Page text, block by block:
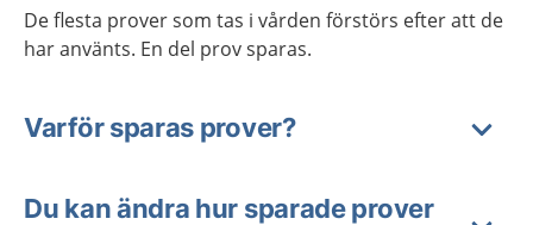
De flesta prover som tas i vården förstörs efter att de
har använts. En del prov sparas.
Varför sparas prover?
Du kan ändra hur sparade prover